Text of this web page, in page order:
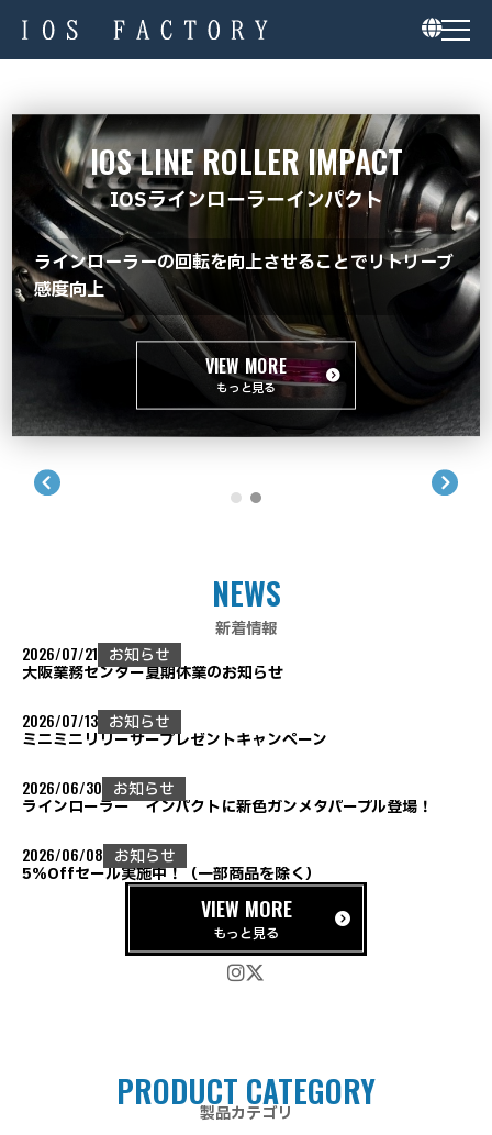
IOS LINE ROLLER IMPACT
IOSラインローラーインパクト
ラインローラーの回転を向上させることでリトリーブ
感度向上
VIEW MORE
もっと見る
NEWS
新着情報
2026/07/21 お知らせ
大阪業務センター夏期休業のお知らせ
2026/07/13 お知らせ
ミニミニリリーサープレゼントキャンペーン
2026/06/30 お知らせ
ラインローラー インパクトに新色ガンメタパープル登場！
2026/06/08 お知らせ
5％Offセール実施中！（一部商品を除く）
VIEW MORE
もっと見る
PRODUCT CATEGORY
製品カテゴリ